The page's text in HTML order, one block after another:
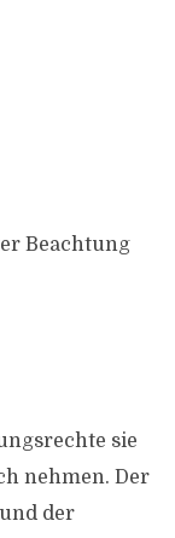
Beachtung
sie
nehmen. Der
der